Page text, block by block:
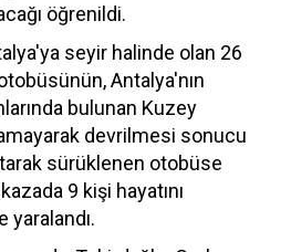
öğrenildi.
seyir halinde olan 26
Antalya'nın
bulunan Kuzey
devrilmesi sonucu
sürüklenen otobüse
9 kişi hayatını
yaralandı.